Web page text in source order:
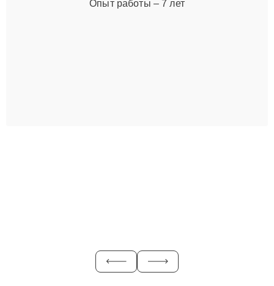
Опыт работы – 7 лет